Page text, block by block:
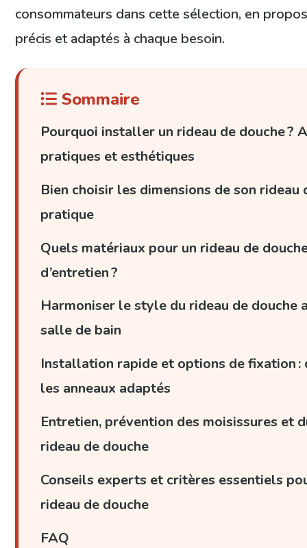
consommateurs dans cette sélection, en
précis et adaptés à chaque besoin.
Sommaire
Pourquoi installer un rideau de douche ?
pratiques et esthétiques
Bien choisir les dimensions de son rideau
pratique
Quels matériaux pour un rideau de
d’entretien ?
Harmoniser le style du rideau de douche
salle de bain
Installation rapide et options de fixation :
les anneaux adaptés
Entretien, prévention des moisissures et
rideau de douche
Conseils experts et critères essentiels
rideau de douche
FAQ